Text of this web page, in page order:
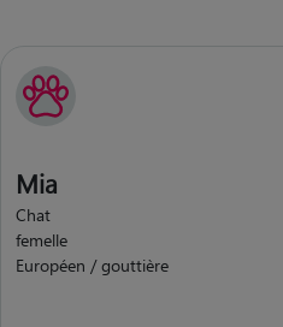
Mia
Chat
femelle
Européen / gouttière